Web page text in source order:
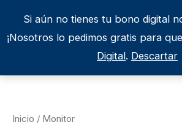
Si aún no tienes tu bono digital
¡Nosotros lo pedimos gratis para
Digital. Descartar
contenido
Inicio / Monitor